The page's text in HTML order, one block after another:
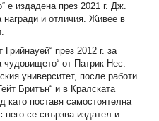
е издадена през 2021 г. Дж.
награди и отличия. Живее в
през 2012 г. за
от Патрик Нес.
университет, после работи
Бритън“ и в Кралската
като поставя самостоятелна
него се свързва издател и